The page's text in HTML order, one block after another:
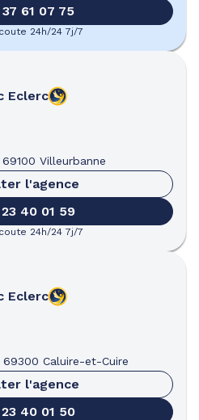
61 07 75
24h/24 7j/7
Eclerc
69100 Villeurbanne
l'agence
40 01 59
24h/24 7j/7
Eclerc
69300 Caluire-et-Cuire
l'agence
40 01 50